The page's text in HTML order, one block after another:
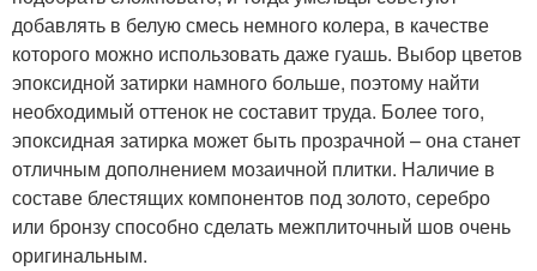
добавлять в белую смесь немного колера, в качестве
которого можно использовать даже гуашь. Выбор цветов
эпоксидной затирки намного больше, поэтому найти
необходимый оттенок не составит труда. Более того,
эпоксидная затирка может быть прозрачной – она станет
отличным дополнением мозаичной плитки. Наличие в
составе блестящих компонентов под золото, серебро
или бронзу способно сделать межплиточный шов очень
оригинальным.